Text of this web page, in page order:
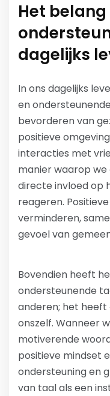
Het
dagelijks
In ons dagelijks
en
bevorderen van
positieve
interacties met
manier waarop
directe invloed op
reageren.
verminderen,
gevoel van
Bovendien heeft
ondersteunende
anderen; het
onszelf. Wanneer
motiverende
positieve mindset
ondersteuning en
van taal als een